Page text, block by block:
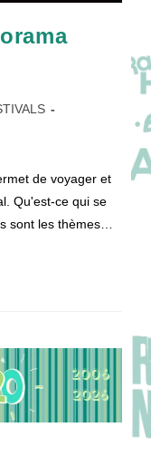
de voyager et
Qu'est-ce qui se
sont les thèmes…